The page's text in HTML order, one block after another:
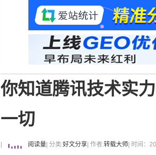
你知道腾讯技术实
一切
阅读量 | 分类:好文分享 | 作者:转载大师 | 时间：